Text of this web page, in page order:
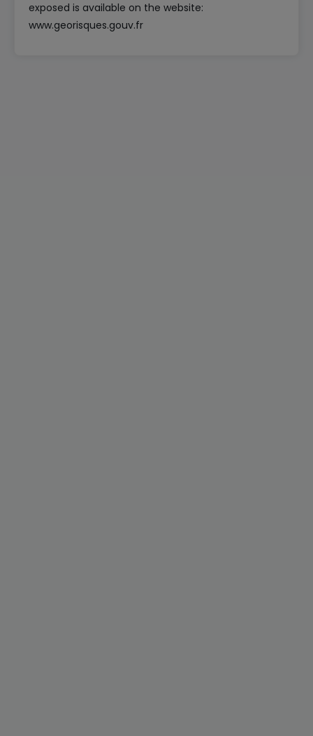
exposed is available on the website:
www.georisques.gouv.fr